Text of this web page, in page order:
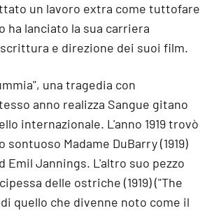
un lavoro extra come tuttofare
lanciato la sua carriera
e direzione dei suoi film.
una tragedia con
anno realizza Sangue gitano
internazionale. L'anno 1919 trovò
Madame DuBarry (1919)
Jannings. L'altro suo pezzo
delle ostriche (1919) ("The
quello che divenne noto come il